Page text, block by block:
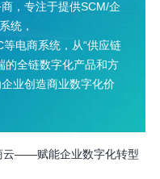
，专注于提供SCM/企
统，
电商系统，从“供应链
全链数字化产品和方
业创造商业数字化价
云——赋能企业数字化转型